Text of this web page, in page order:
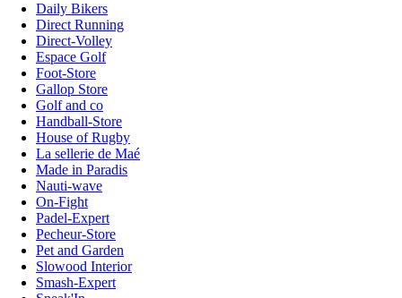
Daily Bikers
Direct Running
Direct-Volley
Espace Golf
Foot-Store
Gallop Store
Golf and co
Handball-Store
House of Rugby
La sellerie de Maé
Made in Paradis
Nauti-wave
On-Fight
Padel-Expert
Pecheur-Store
Pet and Garden
Slowood Interior
Smash-Expert